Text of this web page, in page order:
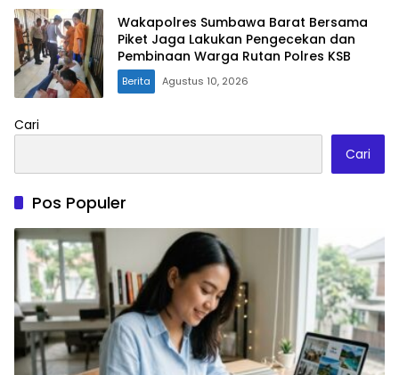
Wakapolres Sumbawa Barat Bersama
Piket Jaga Lakukan Pengecekan dan
Pembinaan Warga Rutan Polres KSB
Berita Agustus 10, 2026
Cari
Cari
Pos Populer